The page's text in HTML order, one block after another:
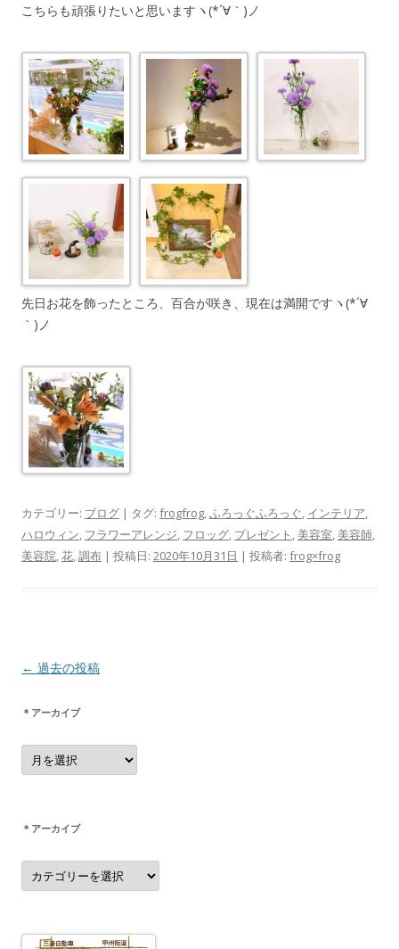
こちらも頑張りたいと思いますヽ(*´∀｀)ノ
先日お花を飾ったところ、百合が咲き、現在は満開ですヽ(*´∀
｀)ノ
カテゴリー: ブログ | タグ: frogfrog,ふろっぐふろっぐ, インテリア,
ハロウィン, フラワーアレンジ, フロッグ, プレゼント , 美容室, 美容師,
美容院,花,調布 | 投稿日: 2020年10月31日 | 投稿者: frog×frog
投
ナ
ビ
ゲ
ン
← 過去の投稿
＊アーカイブ
＊
ア
ー
＊アーカイブ
＊
ア
ー